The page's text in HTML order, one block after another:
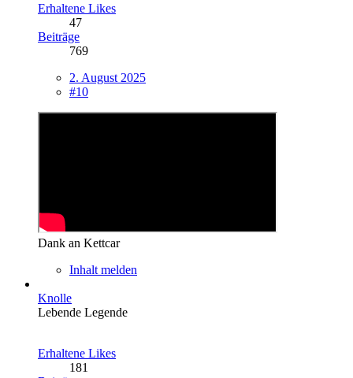
Erhaltene Likes
47
Beiträge
769
2. August 2025
#10
Dank an Kettcar
Inhalt melden
Knolle
Lebende Legende
Erhaltene Likes
181